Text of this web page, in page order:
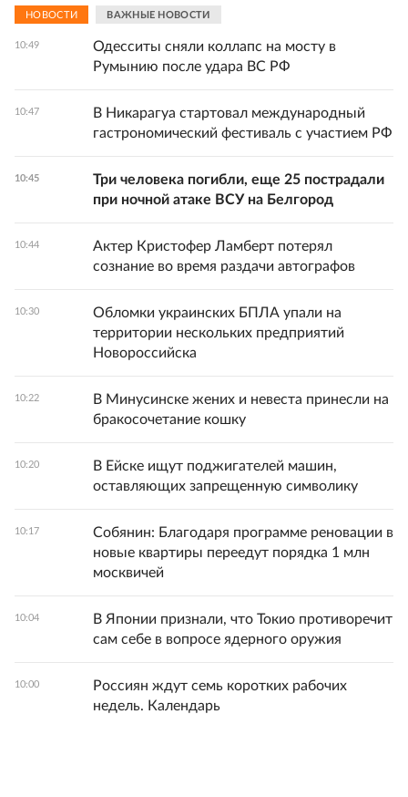
НОВОСТИ ВАЖНЫЕ НОВОСТИ
10:49
Одесситы сняли коллапс на мосту в
Румынию после удара ВС РФ
10:47
В Никарагуа стартовал международный
гастрономический фестиваль с участием РФ
10:45
Три человека погибли, еще 25 пострадали
при ночной атаке ВСУ на Белгород
10:44
Актер Кристофер Ламберт потерял
сознание во время раздачи автографов
10:30
Обломки украинских БПЛА упали на
территории нескольких предприятий
Новороссийска
10:22
В Минусинске жених и невеста принесли на
бракосочетание кошку
10:20
В Ейске ищут поджигателей машин,
оставляющих запрещенную символику
10:17
Собянин: Благодаря программе реновации в
новые квартиры переедут порядка 1 млн
москвичей
10:04
В Японии признали, что Токио противоречит
сам себе в вопросе ядерного оружия
10:00
Россиян ждут семь коротких рабочих
недель. Календарь